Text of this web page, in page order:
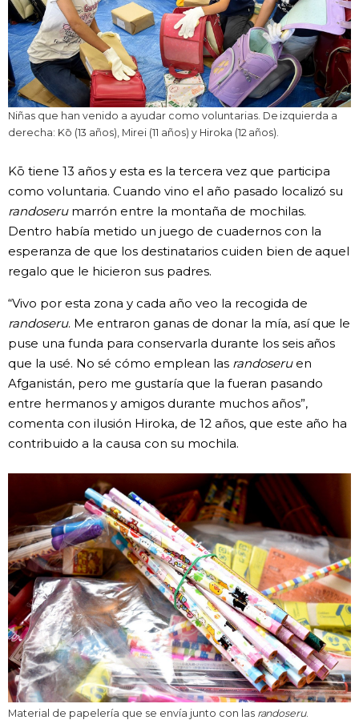
Niñas que han venido a ayudar como voluntarias. De izquierda a
derecha: Kō (13 años), Mirei (11 años) y Hiroka (12 años).
Kō tiene 13 años y esta es la tercera vez que participa
como voluntaria. Cuando vino el año pasado localizó su
randoserumarrón entre la montaña de mochilas.
Dentro había metido un juego de cuadernos con la
esperanza de que los destinatarios cuiden bien de aquel
regalo que le hicieron sus padres.
“Vivo por esta zona y cada año veo la recogida de
randoseru. Me entraron ganas de donar la mía, así que le
puse una funda para conservarla durante los seis años
que la usé. No sé cómo emplean las randoseruen
Afganistán, pero me gustaría que la fueran pasando
entre hermanos y amigos durante muchos años”,
comenta con ilusión Hiroka, de 12 años, que este año ha
contribuido a la causa con su mochila.
Material de papelería que se envía junto con las randoseru.